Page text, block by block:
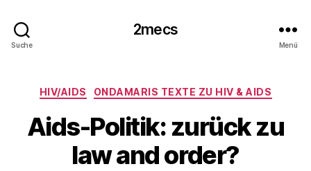
Suche
2mecs
Menü
Kategorien
HIV/AIDS ONDAMARIS TEXTE ZU HIV & AIDS
Aids-Politik: zurück zu
law and order?